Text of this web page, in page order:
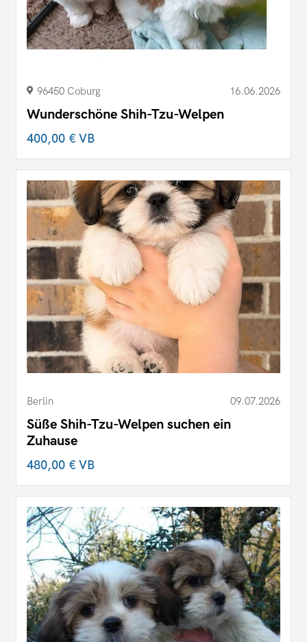
96450 Coburg 16.06.2026
Wunderschöne Shih-Tzu-Welpen
400,00 €VB
Berlin 09.07.2026
Süße Shih-Tzu-Welpen suchen ein
Zuhause
480,00 €VB